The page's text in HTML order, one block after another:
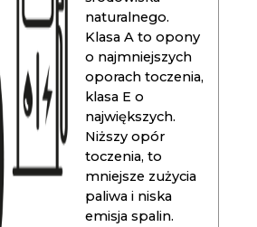
naturalnego.
Klasa A to opony
o najmniejszych
oporach toczenia,
klasa E o
największych.
Niższy opór
toczenia, to
mniejsze zużycia
paliwa i niska
emisja spalin.